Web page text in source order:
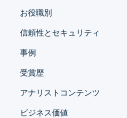
お役職別
信頼性とセキュリティ
事例
受賞歴
アナリストコンテンツ
ビジネス価値